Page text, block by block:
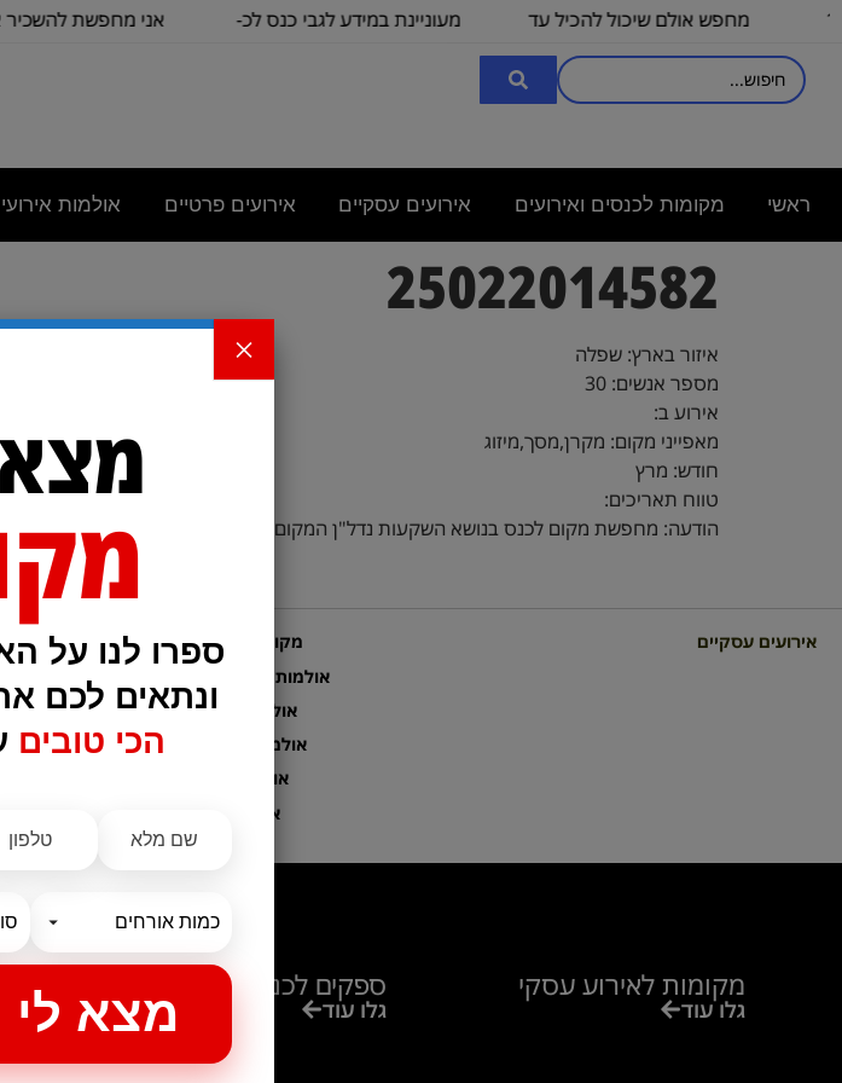
מחפש אולם שיכול להכיל עד
3000
מעוניינת במידע לגבי כנס לכ-
אני מחפשת להשכיר
ראשי מקומות לכנסים ואירועים אירועים עסקיים אירועים פרטיים אולמות
25022014582
איזור בארץ: שפלה
מספר אנשים: 30
אירוע ב:
מאפייני מקום: מקרן,מסך,מיזוג
חודש: מרץ
טווח תאריכים:
הודעה: מחפשת מקום לכנס בנושא השקעות נדל"ן המקום צריך להיות באזור בן שמן, שוהם, רחובות, נס
אירועים עסקיים
מקומות לאירועים
אולמות אירועים לחתונות
אולם לבר מצווה
אולמות לבת מצווה
אולמות לברית
אולם לחינה
מקומות לאירוע עסקי
גלו עוד
ספקים לכנסים
גלו עוד
ספרו לנו על
ונתאים לכם
הכי טובים
×